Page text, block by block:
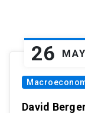
26 MAY
David